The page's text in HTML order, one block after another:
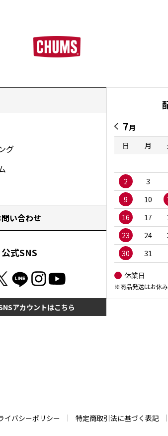
グ
い合わせ
公式SNS
アカウントはこちら
7月
日
月
2
3
9
10
16
17
23
24
30
31
休業日
※商品発送はお休
イバシーポリシー 特定商取引法に基づく表記